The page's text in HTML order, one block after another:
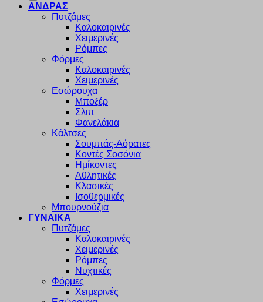
ΑΝΔΡΑΣ
Πυτζάμες
Καλοκαιρινές
Χειμερινές
Ρόμπες
Φόρμες
Καλοκαιρινές
Χειμερινές
Εσώρουχα
Μποξέρ
Σλιπ
Φανελάκια
Κάλτσες
Σουμπάς-Αόρατες
Κοντές Σοσόνια
Ημίκοντες
Αθλητικές
Κλασικές
Ισοθερμικές
Μπουρνούζια
ΓΥΝΑΙΚΑ
Πυτζάμες
Καλοκαιρινές
Χειμερινές
Ρόμπες
Νυχτικές
Φόρμες
Χειμερινές